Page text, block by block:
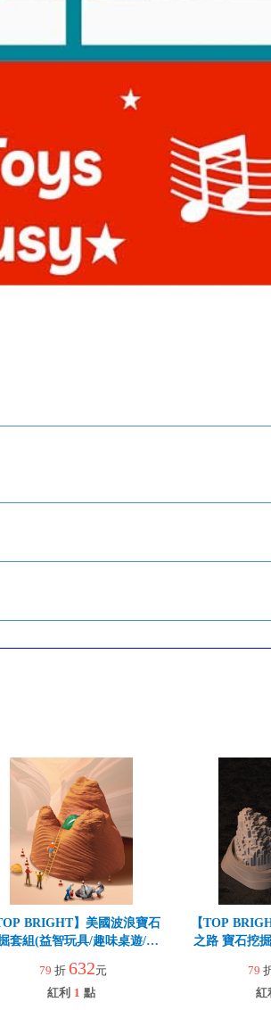
BRIGHT】美國波浪寶石
套組(益智玩具/趣味桌遊/世
79 折 632元
紅利 1 點
【TOP
之路 寶石挖
79
紅